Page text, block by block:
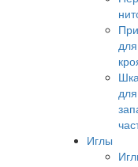
для
для
Иглы